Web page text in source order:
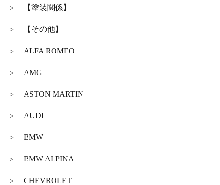
> 【塗装関係】
> 【その他】
> ALFA ROMEO
> AMG
> ASTON MARTIN
> AUDI
> BMW
> BMW ALPINA
> CHEVROLET